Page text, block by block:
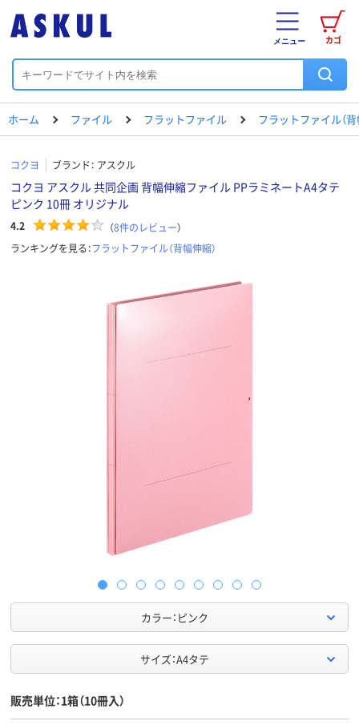
カゴ
メニュー
ホーム ファイル フラットファイル フラットファイル（背
コクヨ ブランド： アスクル
コクヨ アスクル 共同企画 背幅伸縮ファイル PPラミネートA4タテ
ピンク 10冊 オリジナル
4.2 （8件のレビュー）
ランキングを見る：フラットファイル（背幅伸縮）
カラー：ピンク
サイズ：A4タテ
販売単位：1箱（10冊入）